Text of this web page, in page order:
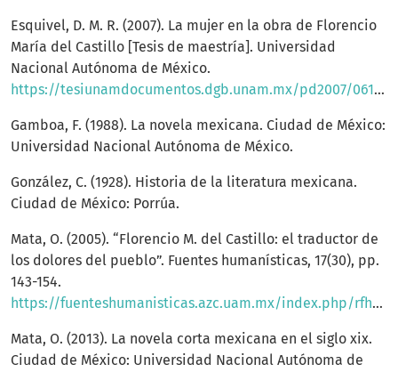
Esquivel, D. M. R. (2007). La mujer en la obra de Florencio
María del Castillo [Tesis de maestría]. Universidad
Nacional Autónoma de México.
https://tesiunamdocumentos.dgb.unam.mx/pd2007/0616269/Index.html
Gamboa, F. (1988). La novela mexicana. Ciudad de México:
Universidad Nacional Autónoma de México.
González, C. (1928). Historia de la literatura mexicana.
Ciudad de México: Porrúa.
Mata, O. (2005). “Florencio M. del Castillo: el traductor de
los dolores del pueblo”. Fuentes humanísticas, 17(30), pp.
143-154.
https://fuenteshumanisticas.azc.uam.mx/index.php/rfh/article/view/867
Mata, O. (2013). La novela corta mexicana en el siglo xix.
Ciudad de México: Universidad Nacional Autónoma de